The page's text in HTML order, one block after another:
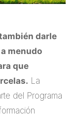
darle
menudo
que
La
del Programa